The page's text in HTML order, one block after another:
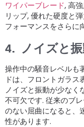
ワイパーブレード, 高
リップ, 優れた硬度と
フォーマンスをさらに
4. ノイズと
操作中の騒音レベルも
ドは、フロントガラス
ノイズと振動が少なく
不可欠です. 従来のブ
のない屈曲になると、
性があります.